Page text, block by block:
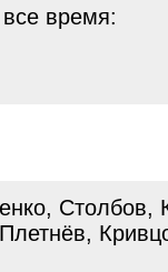
время:
Столбов,